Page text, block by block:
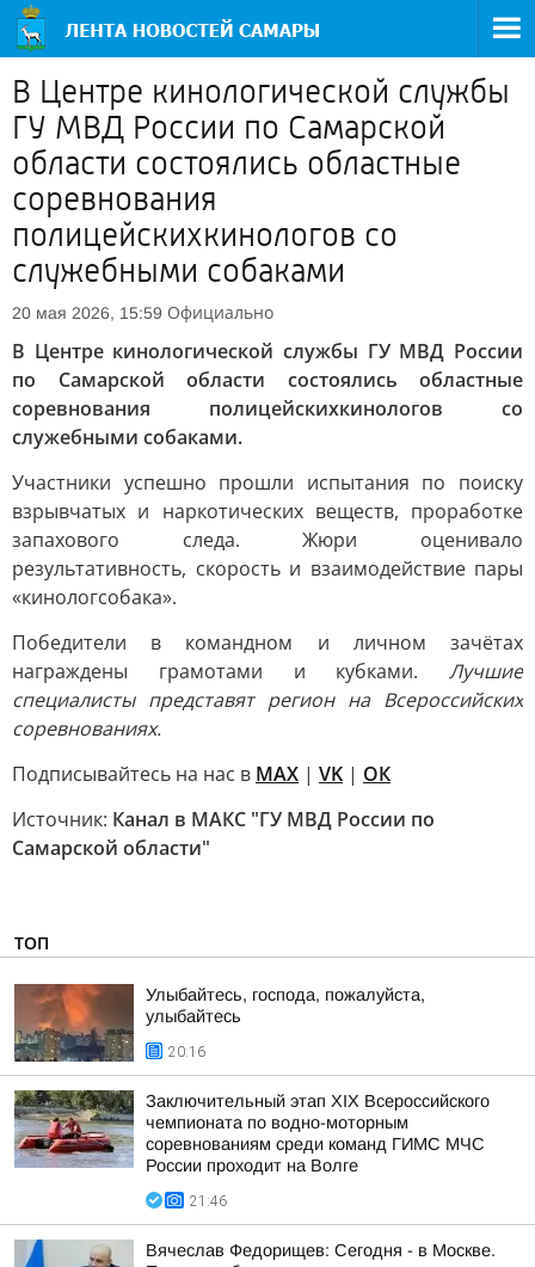
В Центре кинологической службы
ГУ МВД России по Самарской
области состоялись областные
соревнования
полицейскихкинологов со
служебными собаками
20 мая 2026, 15:59 Официально
В Центре кинологической службы ГУ МВД России
по Самарской области состоялись областные
соревнования полицейскихкинологов со
служебными собаками.
Участники успешно прошли испытания по поиску
взрывчатых и наркотических веществ, проработке
запахового следа. Жюри оценивало
результативность, скорость и взаимодействие пары
«кинологсобака».
Победители в командном и личном зачётах
награждены грамотами и кубками. Лучшие
специалисты представят регион на Всероссийских
соревнованиях.
Подписывайтесь на нас в MAX | VK | ОК
Источник: Канал в МАКС "ГУ МВД России по
Самарской области"
ТОП
Улыбайтесь, господа, пожалуйста,
улыбайтесь
20:16
Заключительный этап XIХ Всероссийского
чемпионата по водно-моторным
соревнованиям среди команд ГИМС МЧС
России проходит на Волге
21:46
Вячеслав Федорищев: Сегодня - в Москве.